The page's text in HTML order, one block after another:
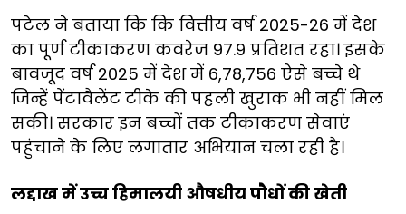
पटेल ने बताया कि कि वित्तीय वर्ष 2025-26 में देश
का पूर्ण टीकाकरण कवरेज 97.9 प्रतिशत रहा। इसके
बावजूद वर्ष 2025 में देश में 6,78,756 ऐसे बच्चे थे
जिन्हें पेंटावैलेंट टीके की पहली खुराक भी नहीं मिल
सकी। सरकार इन बच्चों तक टीकाकरण सेवाएं
पहुंचाने के लिए लगातार अभियान चला रही है।
लद्दाख में उच्च हिमालयी औषधीय पौधों की खेती